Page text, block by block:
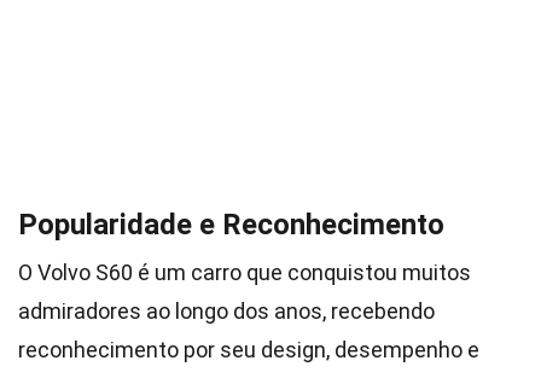
Popularidade e Reconhecimento
O Volvo S60 é um carro que conquistou muitos
admiradores ao longo dos anos, recebendo
reconhecimento por seu design, desempenho e